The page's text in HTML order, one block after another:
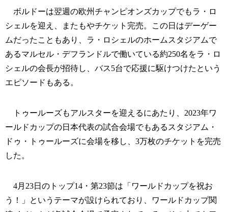
ボルドーは翌週の欧州チャンピオンズカップでもラ・ロ
シェルを迎え、またもやチケット完売。この日はデーゲー
ムだったこともあり、ラ・ロシェルのホームスタジアムで
あるマルセル・デフランドルで働いている約250名をラ・ロ
シェルの会長が招待し、バス5台で応援に駆けつけたという
エピソードもある。
トゥールーズもアルスターを迎えるにあたり、2023年ワ
ールドカップの日本代表の試合会場でもあるスタジアム・
ドゥ・トゥールーズに会場を移し、3万枚のチケットを完売
した。
4月23日のトップ14・第23節は「ワールドカップを祝お
う！」というテーマが設けられており、ワールドカップ関